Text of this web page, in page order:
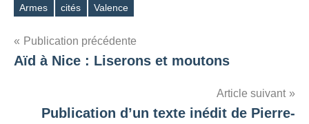
Étiquettes
Armes cités Valence
Navigation
de
Publication précédente
Aïd à Nice : Liserons et moutons
Article suivant
Publication d’un texte inédit de Pierre-